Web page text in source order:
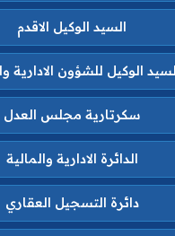
السيد الوكيل الاقدم
الوكيل للشؤون الادارية
سكرتارية مجلس العدل
الدائرة الادارية والمالية
دائرة التسجيل العقاري